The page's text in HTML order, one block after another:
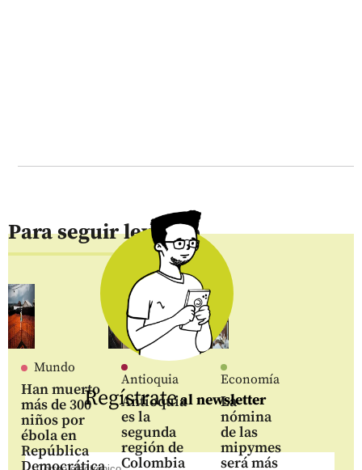
Para seguir leyendo
Mundo
Han muerto
más de 300
niños por
ébola en
República
Democrática
Antioquia
Antioquia
es la
segunda
región de
Colombia
Economía
La
nómina
de las
mipymes
será más
Regístrateal newsletter